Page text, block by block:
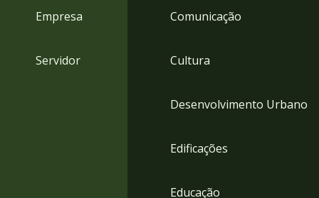
Empresa
Servidor
Comunicação
Cultura
Desenvolvimento Urbano
Edificações
Educação